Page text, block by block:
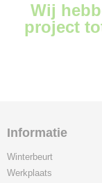
Wij
project
Informatie
Winterbeurt
Werkplaats